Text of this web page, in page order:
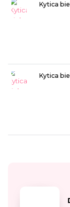
Kytica
Kytica